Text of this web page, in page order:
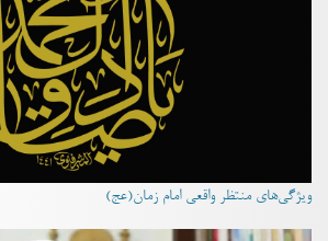
ویژگی‌های منتظر واقعی امام زمان(عج)